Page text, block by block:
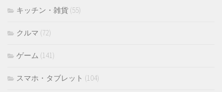
キッチン・雑貨 (55)
クルマ (72)
ゲーム (141)
スマホ・タブレット (104)